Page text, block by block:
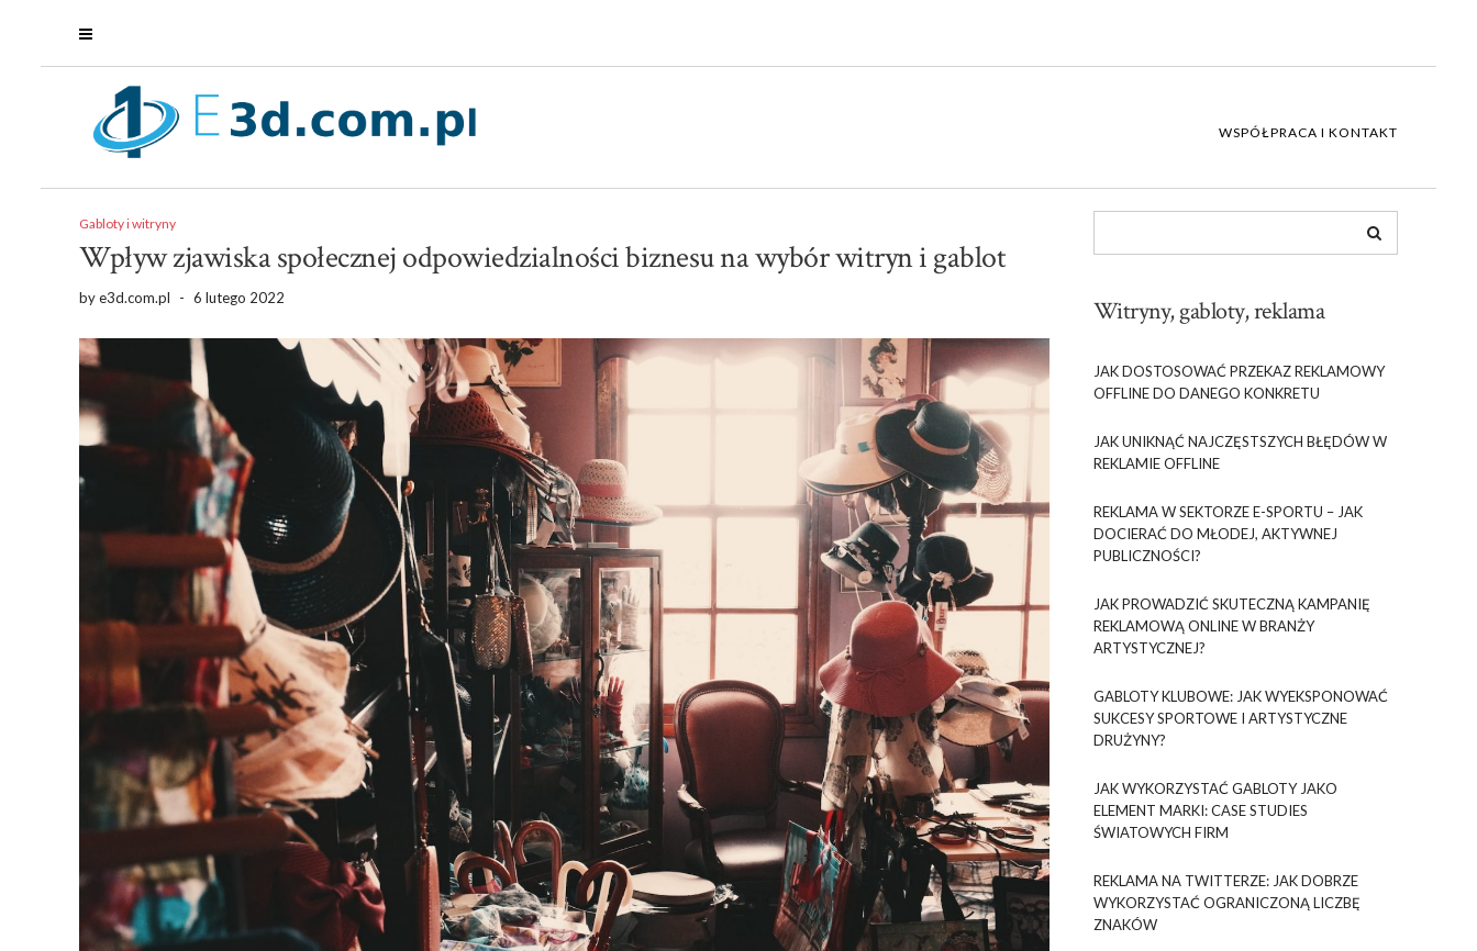
WSPÓŁPRACA I KONTAKT
Gabloty i witryny
Wpływ zjawiska społecznej odpowiedzialności biznesu na wybór witryn i gablot
bye3d.com.pl - 6 lutego 2022 Witryny, gabloty, reklama
JAK DOSTOSOWAĆ PRZEKAZ REKLAMOWY
OFFLINE DO DANEGO KONKRETU
JAK UNIKNĄĆ NAJCZĘSTSZYCH BŁĘDÓW W
REKLAMIE OFFLINE
REKLAMA W SEKTORZE E-SPORTU – JAK
DOCIERAĆ DO MŁODEJ, AKTYWNEJ
PUBLICZNOŚCI?
JAK PROWADZIĆ SKUTECZNĄ KAMPANIĘ
REKLAMOWĄ ONLINE W BRANŻY
ARTYSTYCZNEJ?
GABLOTY KLUBOWE: JAK WYEKSPONOWAĆ
SUKCESY SPORTOWE I ARTYSTYCZNE
DRUŻYNY?
JAK WYKORZYSTAĆ GABLOTY JAKO
ELEMENT MARKI: CASE STUDIES
ŚWIATOWYCH FIRM
REKLAMA NA TWITTERZE: JAK DOBRZE
WYKORZYSTAĆ OGRANICZONĄ LICZBĘ
ZNAKÓW